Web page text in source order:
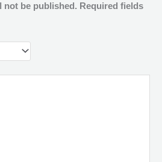
not be published. Required fields